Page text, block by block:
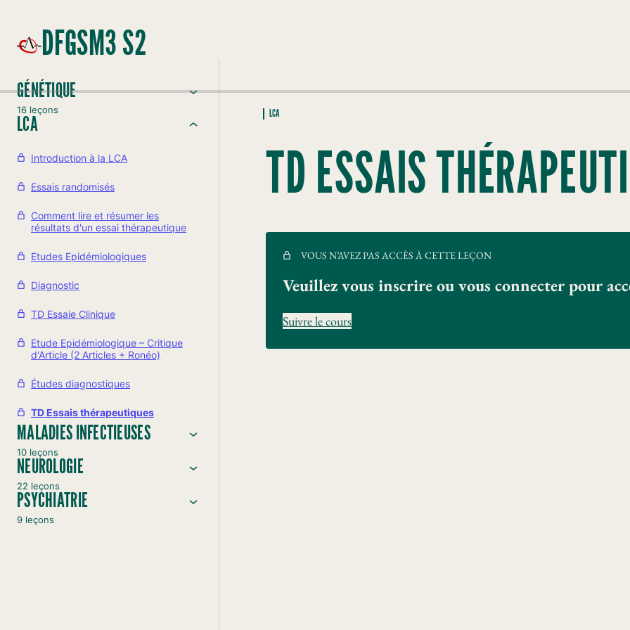
DFGSM3 S2
GÉNÉTIQUE
16 leçons
LCA
Introduction à la LCA
Essais randomisés
Comment lire et résumer les
résultats d'un essai thérapeutique
Etudes Epidémiologiques
Diagnostic
TD Essaie Clinique
Etude Epidémiologique – Critique
d'Article (2 Articles + Ronéo)
Études diagnostiques
TD Essais thérapeutiques
MALADIES INFECTIEUSES
10 leçons
NEUROLOGIE
22 leçons
PSYCHIATRIE
9 leçons
LCA
TD ESSAIS
VOUS N’AVEZ PAS ACCÈS À CETTE LEÇON
Veuillez vous inscrire ou vous connecter pour
Suivre le cours